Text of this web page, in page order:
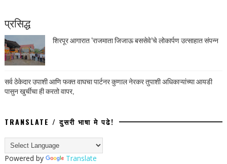
प्रसिद्ध
शिरपूर आगारात ‘राजमाता जिजाऊ बससेवे’चे लोकार्पण उत्साहात संपन्न
सर्व ठेकेदार उपाशी आणि फक्त वाघचा पार्टनर कुणाल नेरकर तुपाशी अधिकाऱ्यांच्या आयडी
पासुन खुर्चीचा ही करतो वापर,
TRANSLATE / दुसरी भाषा मे पढे!
Powered by Translate